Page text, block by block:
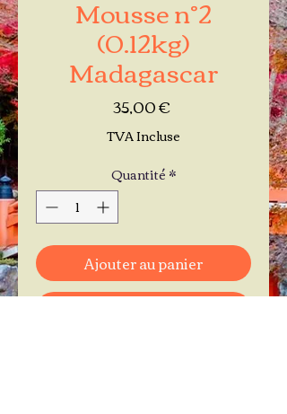
Mousse n°2
(0.12kg)
Madagascar
35,00 €Prix
TVA Incluse
Quantité*
Ajouter au panier